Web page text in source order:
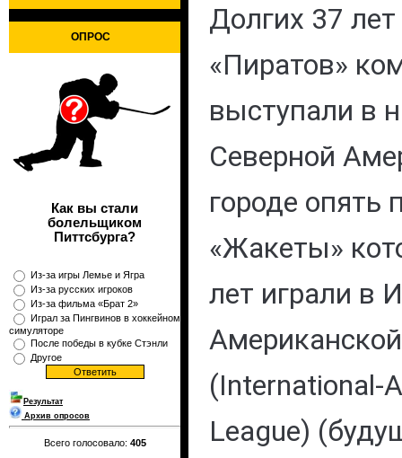
ОПРОС
Как вы стали
болельщиком
Питтсбурга?
Из-за игры Лемье и Ягра
Из-за русских игроков
Из-за фильма «Брат 2»
Играл за Пингвинов в хоккейном
симуляторе
После победы в кубке Стэнли
Другое
Результат
Архив опросов
Всего голосовало: 405
Долгих 37
«Пиратов»
выступали в
Северной
городе опять
«Жакеты»
лет играли в
(International-
League)